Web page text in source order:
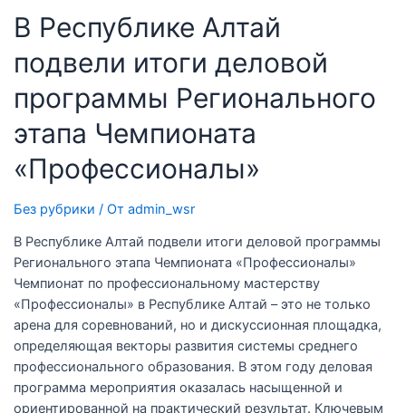
В Республике Алтай
подвели итоги деловой
программы Регионального
этапа Чемпионата
«Профессионалы»
Без рубрики / От admin_wsr
В Республике Алтай подвели итоги деловой программы
Регионального этапа Чемпионата «Профессионалы»
Чемпионат по профессиональному мастерству
«Профессионалы» в Республике Алтай – это не только
арена для соревнований, но и дискуссионная площадка,
определяющая векторы развития системы среднего
профессионального образования. В этом году деловая
программа мероприятия оказалась насыщенной и
ориентированной на практический результат. Ключевым